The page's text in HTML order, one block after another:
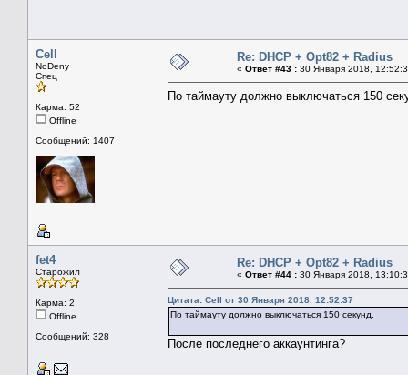
Cell
NoDeny
Спец
Карма: 52
Offline
Сообщений: 1407
Re: DHCP + Opt82 + Radius
« Ответ #43 : 30 Января 2018,
По таймауту должно выключаться 150
fet4
Старожил
Карма: 2
Offline
Сообщений: 328
Re: DHCP + Opt82 + Radius
« Ответ #44 : 30 Января 2018,
Цитата: Cell от 30 Января 2018, 12:52:37
По таймауту должно выключаться 150 секунд.
После последнего аккаунтинга?